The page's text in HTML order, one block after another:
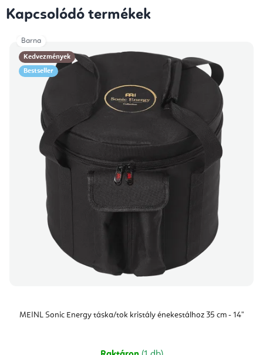
Kapcsolódó termékek
Kedvezmények
Bestseller
MEINL Sonic Energy táska/tok kristály énekestálhoz 35 cm - 14"
Barna